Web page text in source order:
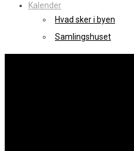
Kalender
Hvad sker i byen
Samlingshuset